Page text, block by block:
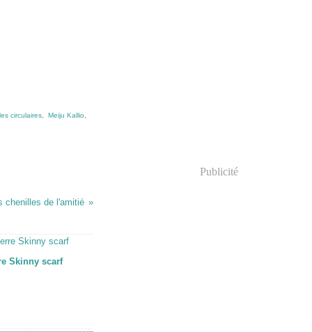
circulaires Meiju Kallio
chenilles de l'amitié
Skinny scarf
Publicité